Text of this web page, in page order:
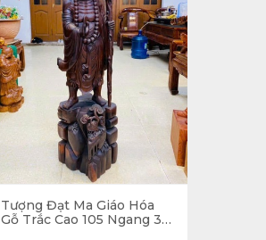
Tượng Đạt Ma Giáo Hóa
Gỗ Trắc Cao 105 Ngang 30